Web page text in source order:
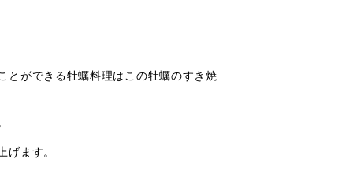
とができる牡蠣料理はこの牡蠣のすき焼
げます。